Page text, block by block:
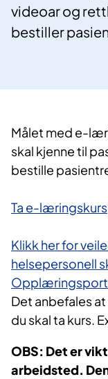
videoar og
bestiller
Målet med e-
skal kjenne til
bestille
Ta e-læringskurs​
Klikk her for
helsepersonell
Det anbefales
du skal ta kurs.
​​OBS: Det er
arbeidsted.